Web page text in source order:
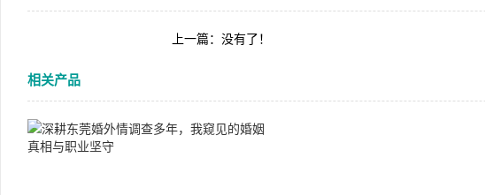
上一篇：没有了！
相关产品